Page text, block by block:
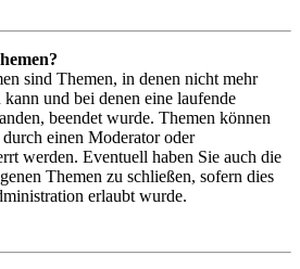
sind Themen, in denen nicht mehr
und bei denen eine laufende
beendet wurde. Themen können
einen Moderator oder
werden. Eventuell haben Sie auch die
Themen zu schließen, sofern dies
erlaubt wurde.